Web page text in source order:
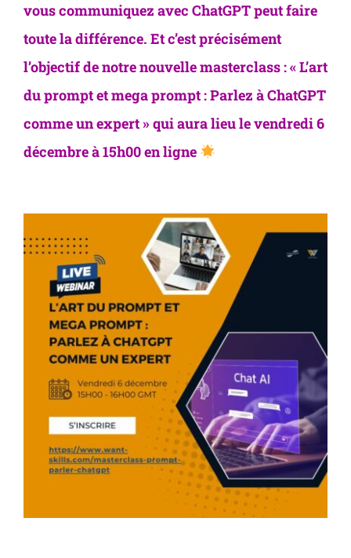
vous communiquez avec ChatGPT peut faire
toute la différence. Et c’est précisément
l’objectif de notre nouvellemasterclass : « L’art
du prompt et mega prompt : Parlez à ChatGPT
comme un expert »qui aura lieu levendredi 6
décembre à 15h00 en ligne